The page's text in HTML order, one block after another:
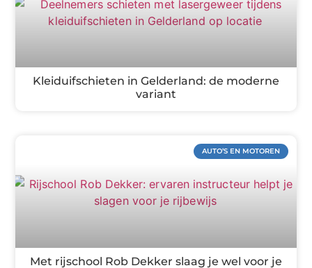
Kleiduifschieten in Gelderland: de moderne
variant
AUTO’S EN MOTOREN
Met rijschool Rob Dekker slaag je wel voor je